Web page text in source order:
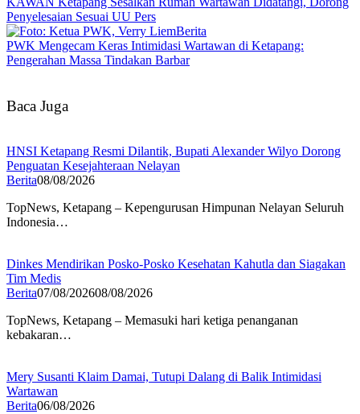
Penyelesaian Sesuai UU Pers
Berita
PWK Mengecam Keras Intimidasi Wartawan di Ketapang:
Pengerahan Massa Tindakan Barbar
Baca Juga
HNSI Ketapang Resmi Dilantik, Bupati Alexander Wilyo Dorong
Penguatan Kesejahteraan Nelayan
Berita08/08/2026
TopNews, Ketapang – Kepengurusan Himpunan Nelayan Seluruh
Indonesia…
Dinkes Mendirikan Posko-Posko Kesehatan Kahutla dan Siagakan
Tim Medis
Berita07/08/202608/08/2026
TopNews, Ketapang – Memasuki hari ketiga penanganan
kebakaran…
Mery Susanti Klaim Damai, Tutupi Dalang di Balik Intimidasi
Wartawan
Berita06/08/2026